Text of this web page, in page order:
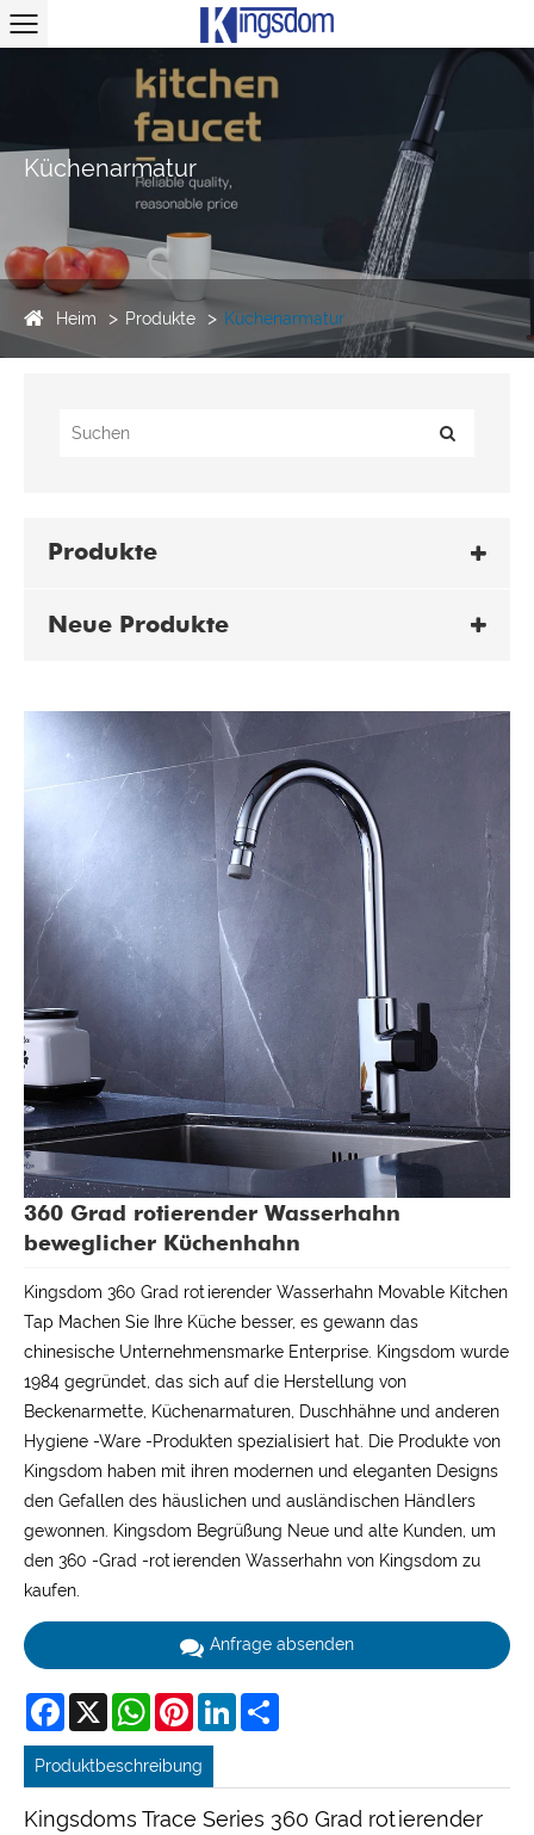
Küchenarmatur
Heim Produkte Küchenarmatur
Produkte
Neue Produkte
360 Grad rotierender Wasserhahn
beweglicher Küchenhahn
Kingsdom 360 Grad rotierender Wasserhahn Movable Kitchen
Tap Machen Sie Ihre Küche besser, es gewann das
chinesische Unternehmensmarke Enterprise. Kingsdom wurde
1984 gegründet, das sich auf die Herstellung von
Beckenarmette, Küchenarmaturen, Duschhähne und anderen
Hygiene -Ware -Produkten spezialisiert hat. Die Produkte von
Kingsdom haben mit ihren modernen und eleganten Designs
den Gefallen des häuslichen und ausländischen Händlers
gewonnen. Kingsdom Begrüßung Neue und alte Kunden, um
den 360 -Grad -rotierenden Wasserhahn von Kingsdom zu
kaufen.
Anfrage absenden
Facebook
X WhatsAppPinterestLinkedIn
Produktbeschreibung
Kingsdoms Trace Series 360 Grad rotierender